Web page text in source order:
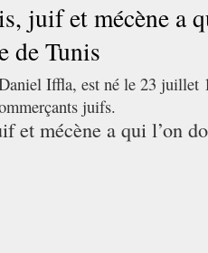
juif et mécène a
de Tunis
Iffla, est né le 23 juillet
juifs.
et mécène a qui l’on